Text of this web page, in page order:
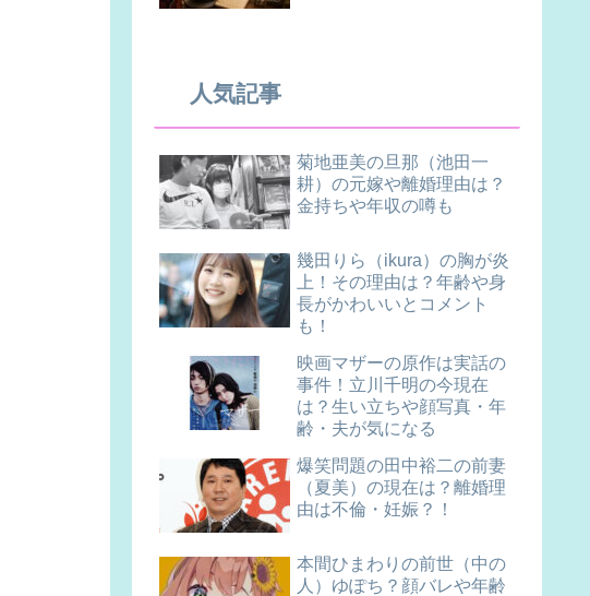
人気記事
菊地亜美の旦那（池田一
耕）の元嫁や離婚理由は？
金持ちや年収の噂も
幾田りら（ikura）の胸が炎
上！その理由は？年齢や身
長がかわいいとコメント
も！
映画マザーの原作は実話の
事件！立川千明の今現在
は？生い立ちや顔写真・年
齢・夫が気になる
爆笑問題の田中裕二の前妻
（夏美）の現在は？離婚理
由は不倫・妊娠？！
本間ひまわりの前世（中の
人）ゆぽち？顔バレや年齢